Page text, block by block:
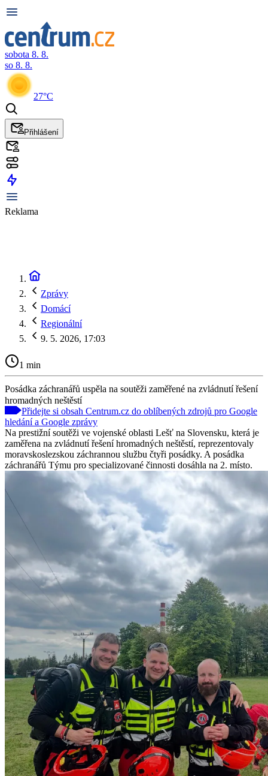
sobota 8. 8.
so 8. 8.
27°C
Přihlášení
Reklama
Zprávy
Domácí
Regionální
9. 5. 2026, 17:03
1 min
Posádka záchranářů uspěla na soutěži zaměřené na zvládnutí řešení
hromadných neštěstí
Přidejte si obsah Centrum.cz do oblíbených zdrojů pro Google
hledání a Google zprávy
Na prestižní soutěži ve vojenské oblasti Lešť na Slovensku, která je
zaměřena na zvládnutí řešení hromadných neštěstí, reprezentovaly
moravskoslezskou záchrannou službu čtyři posádky. A posádka
záchranářů Týmu pro specializované činnosti dosáhla na 2. místo.